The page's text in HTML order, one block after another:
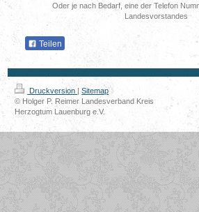
Oder je nach Bedarf, eine der Telefon
Landesvorstandes
Teilen
Druckversion | Sitemap
© Holger P. Reimer Landesverband Kreis
Herzogtum Lauenburg e.V.